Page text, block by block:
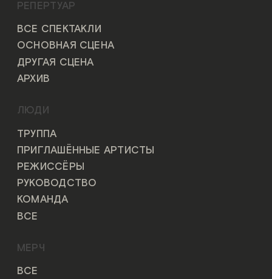
РЕПЕРТУАР
ВСЕ СПЕКТАКЛИ
ОСНОВНАЯ СЦЕНА
ДРУГАЯ СЦЕНА
АРХИВ
ЛЮДИ
ТРУППА
ПРИГЛАШЁННЫЕ АРТИСТЫ
РЕЖИССЁРЫ
РУКОВОДСТВО
КОМАНДА
ВСЕ
МЕРЧ
ВСЕ